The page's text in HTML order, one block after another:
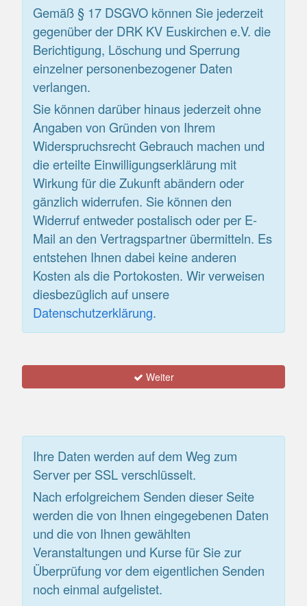
Gemäß § 17 DSGVO können Sie jederzeit
gegenüber der DRK KV Euskirchen e.V. die
Berichtigung, Löschung und Sperrung
einzelner personenbezogener Daten
verlangen.
Sie können darüber hinaus jederzeit ohne
Angaben von Gründen von Ihrem
Widerspruchsrecht Gebrauch machen und
die erteilte Einwilligungserklärung mit
Wirkung für die Zukunft abändern oder
gänzlich widerrufen. Sie können den
Widerruf entweder postalisch oder per E-
Mail an den Vertragspartner übermitteln. Es
entstehen Ihnen dabei keine anderen
Kosten als die Portokosten. Wir verweisen
diesbezüglich auf unsere
Datenschutzerklärung.
Weiter
Ihre Daten werden auf dem Weg zum
Server per SSL verschlüsselt.
Nach erfolgreichem Senden dieser Seite
werden die von Ihnen eingegebenen Daten
und die von Ihnen gewählten
Veranstaltungen und Kurse für Sie zur
Überprüfung vor dem eigentlichen Senden
noch einmal aufgelistet.